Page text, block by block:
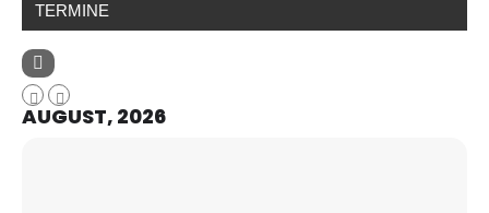
TERMINE
AUGUST, 2026